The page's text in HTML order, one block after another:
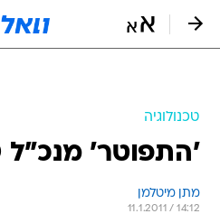
טכנולוגיה
'התפוטר' מנכ"ל AMD
מתן מיטלמן
11.1.2011 / 14:12